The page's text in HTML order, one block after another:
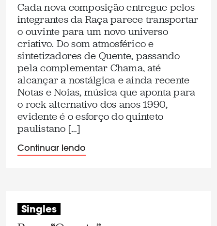
Cada nova composição entregue pelos
integrantes da Raça parece transportar
o ouvinte para um novo universo
criativo. Do som atmosférico e
sintetizadores de Quente, passando
pela complementar Chama, até
alcançar a nostálgica e ainda recente
Notas e Noias, música que aponta para
o rock alternativo dos anos 1990,
evidente é o esforço do quinteto
paulistano […]
Continuar lendo
Singles